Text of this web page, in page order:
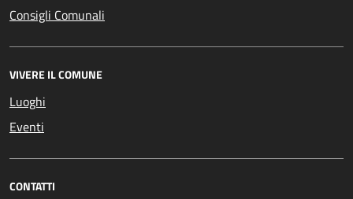
Consigli Comunali
VIVERE IL COMUNE
Luoghi
Eventi
CONTATTI